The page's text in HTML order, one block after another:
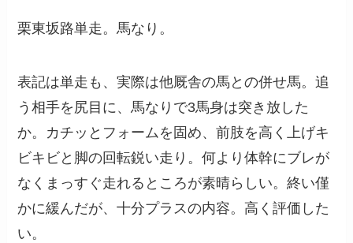
栗東坂路単走。馬なり。
表記は単走も、実際は他厩舎の馬との併せ馬。追
う相手を尻目に、馬なりで3馬身は突き放した
か。カチッとフォームを固め、前肢を高く上げキ
ビキビと脚の回転鋭い走り。何より体幹にブレが
なくまっすぐ走れるところが素晴らしい。終い僅
かに緩んだが、十分プラスの内容。高く評価した
い。